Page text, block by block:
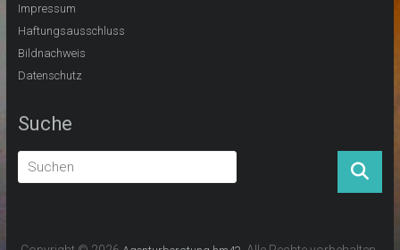
Impressum
Haftungsausschluss
Bildnachweis
Datenschutz
Suche